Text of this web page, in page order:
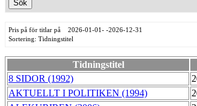
Pris på för titlar på 2026-01-01- -2026-12-31
Sortering: Tidningstitel
Tidningstitel
8 SIDOR (1992)
AKTUELLT I POLITIKEN (1994)